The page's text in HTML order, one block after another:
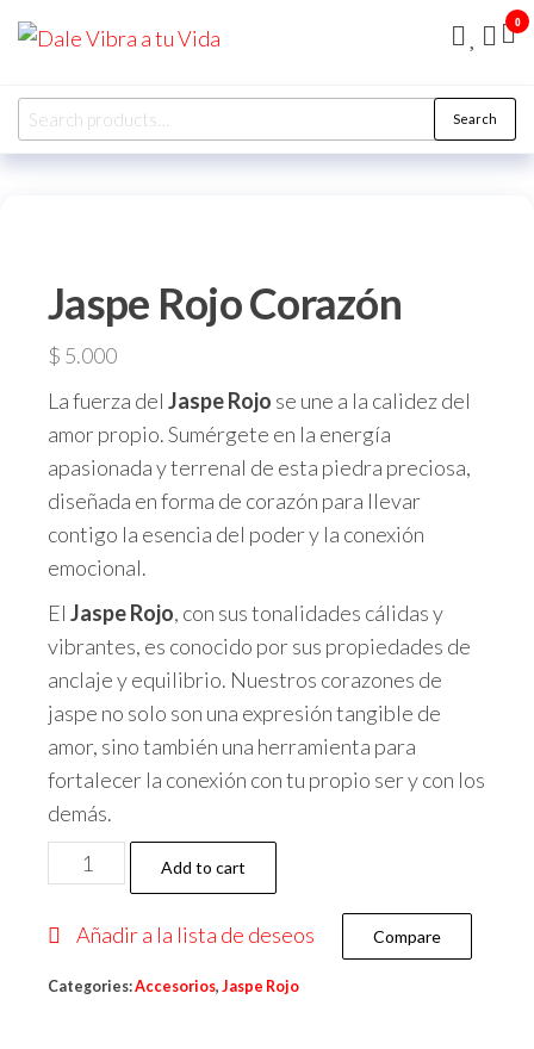
Skip
to
content
a tu
0
Search
for:
Search
Jaspe Rojo Corazón
$ 5.000
La fuerza del Jaspe Rojo se une a la calidez del
amor propio. Sumérgete en la energía
apasionada y terrenal de esta piedra preciosa,
diseñada en forma de corazón para llevar
contigo la esencia del poder y la conexión
emocional.
El Jaspe Rojo, con sus tonalidades cálidas y
vibrantes, es conocido por sus propiedades de
anclaje y equilibrio. Nuestros corazones de
jaspe no solo son una expresión tangible de
amor, sino también una herramienta para
fortalecer la conexión con tu propio ser y con los
demás.
Jaspe
Rojo
Corazón
Add to cart
Añadir a la lista de deseos Compare
Categories:Accesorios, Jaspe Rojo